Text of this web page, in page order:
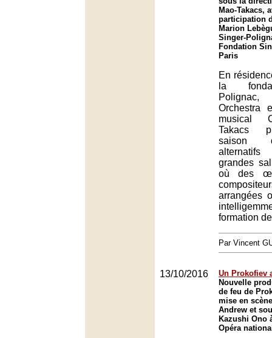
Mao-Takacs,
participation
Marion
Singer-
Fondation
Paris
En
la
Orchestra
musical
Takacs
saison
grandes
où des
arrangées
formation
Par Vincent
13/10/2016
Un Prokofiev
Nouvelle
de feu de
mise en
Andrew et
Kazushi Ono
Opéra